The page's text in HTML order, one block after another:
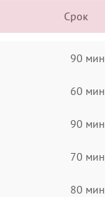
Срок
90 мин
60 мин
90 мин
70 мин
80 мин